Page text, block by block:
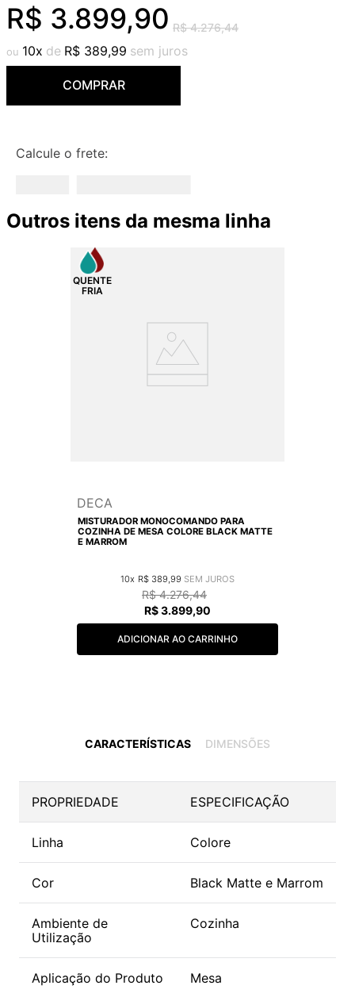
R$ 3.899,90 R$ 4.276,44
10 R$ 389,99
COMPRAR
Calcule o frete:
Outros itens da mesma linha
DECA
MISTURADOR MONOCOMANDO PARA
COZINHA DE MESA COLORE BLACK MATTE
E MARROM
10 R$ 389 99
R$ 4.276,44
R$3.899,90
ADICIONAR AO CARRINHO
CARACTERÍSTICAS DIMENSÕES
PROPRIEDADE ESPECIFICAÇÃO
Linha Colore
Cor Black Matte e Marrom
Ambiente de
Utilização
Cozinha
Aplicação do Produto Mesa